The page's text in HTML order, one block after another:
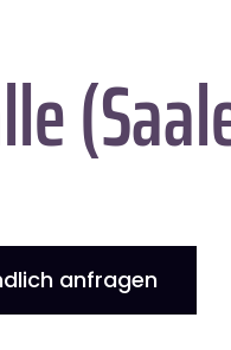
anfragen